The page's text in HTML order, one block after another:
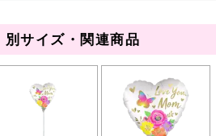
別サイズ・関連商品